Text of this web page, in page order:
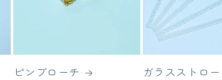
ピンブローチ ガラスストロー